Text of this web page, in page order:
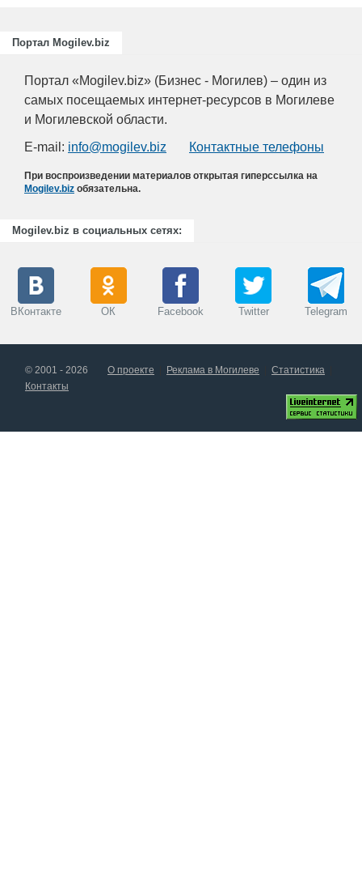
Портал Mogilev.biz
Портал «Mogilev.biz» (Бизнес - Могилев) – один из
самых посещаемых интернет-ресурсов в Могилеве
и Могилевской области.
E-mail: info@mogilev.biz Контактные телефоны
При воспроизведении материалов открытая гиперссылка на
Mogilev.biz обязательна.
Mogilev.biz в социальных сетях:
ВКонтакте ОК Facebook Twitter Telegram
© 2001 - 2026 О проекте Реклама в Могилеве
Статистика
Контакты